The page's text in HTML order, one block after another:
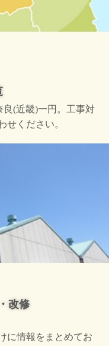
(近畿)一円。工事対
せください。
改修
に情報をまとめてお